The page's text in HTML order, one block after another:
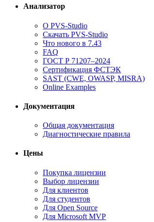
Анализатор
О PVS-Studio
Скачать PVS-Studio
Что нового в 7.43
FAQ
ГОСТ Р 71207–2024
Сертификация ФСТЭК
SAST (CWE, OWASP, MISRA)
Online Examples
Документация
Общая документация
Диагностические правила
Цены
Покупка лицензии
Выбор лицензии
Для клиентов
Для студентов
Для Open Source
Для Microsoft MVP